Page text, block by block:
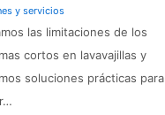
y servicios
las limitaciones de los
cortos en lavavajillas y
soluciones prácticas para